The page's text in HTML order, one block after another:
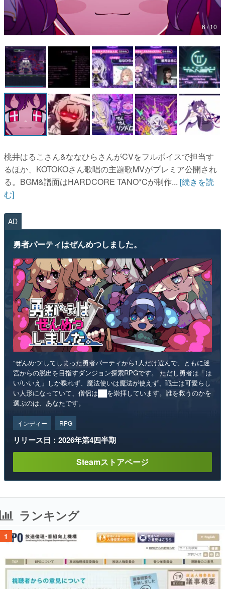
電ファミニコゲーマーとは？
運営：株式会社マレ
6 / 10
桃井はるこさん&ななひらさんがCVをフルボイスで担当す
るほか、KOTOKOさん歌唱の主題歌MVがプレミア公開され
る。BGM&譜面はHARDCORE TANO*Cが制作... [続きを読
む]
AD
勇者パーティはぜんめつしました。
“ぜんめつ”してしまった勇者パーティから1人だけ選んで、ともに迷
宮からの脱出を目指すダンジョン探索RPGです。 ただし勇者は「は
い/いいえ」しか喋れず、魔法使いは魔法が使えず、戦士は可愛らし
い人形になっていて、僧侶は██を崇拝しています。誰を救うのかを
選ぶのは、あなたです。
インディー RPG
リリース日：2026年第4四半期
Steamストアページ
ランキング
1